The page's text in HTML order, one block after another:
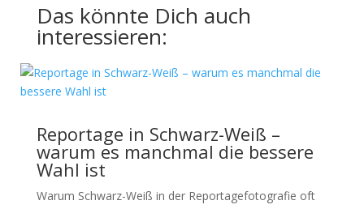
Das könnte Dich auch
interessieren:
Reportage in Schwarz-Weiß –
warum es manchmal die bessere
Wahl ist
Warum Schwarz-Weiß in der Reportagefotografie oft